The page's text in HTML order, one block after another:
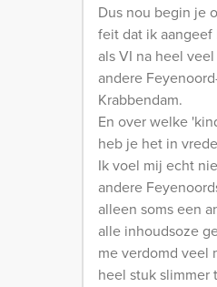
Dus nou begin je
feit dat ik
als VI na heel
andere
Krabbendam.
En over welke
heb je het in
Ik voel mij echt
andere
alleen soms een
alle inhoudsoze
me verdomd veel
heel stuk slimmer